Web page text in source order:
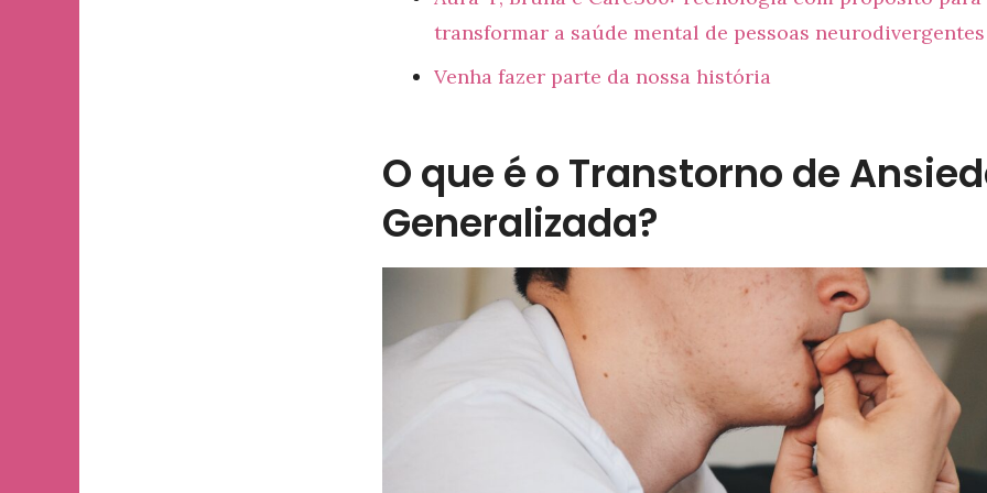
transformar a saúde mental de pessoas neurodivergentes
Venha fazer parte da nossa história
O que é o Transtorno de
Generalizada?